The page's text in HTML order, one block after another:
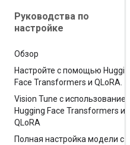
Руководства по
настройке
Обзор
Настройте с помощью Hugging
Face Transformers и QLoRA
Vision Tune с использованием
Hugging Face Transformers и
QLoRA
Полная настройка модели с